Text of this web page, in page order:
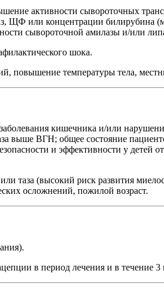
активности сывороточных
ЩФ или концентрации билирубина
сывороточной амилазы и/или
шока.
повышение температуры тела,
кишечника и/или
выше ВГН; общее состояние
и эффективности у детей
таза (высокий риск развития
осложнений, пожилой возраст.
в период лечения и в течение 3